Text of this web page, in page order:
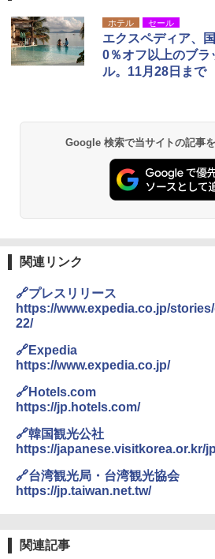
GRANDOOR ステ
026リニューアル
コンパクト 保冷力
￥2,980
DEWEL パラソル
防水 UVカット 4段
き
￥6,459
関の購入実績 登山
防災用品 長期保存
ポインターライト
USB充電式 高精度
ンパクト多機能設
ア/オフィス/教育現
￥1,180
ホテル セール
エクスペディア、
0％オフ以上のブラ
ル。11月28日まで
Google 検索で当サイトの記事
関連リンク
🔗プレスリリース
https://www.expedia.co.jp/
22/
🔗Expedia
https://www.expedia.co.jp/
🔗Hotels.com
https://jp.hotels.com/
🔗韓国観光公社
https://japanese.visitkorea.or.kr/
🔗台湾観光局・台湾観光協会
https://jp.taiwan.net.tw/
関連記事